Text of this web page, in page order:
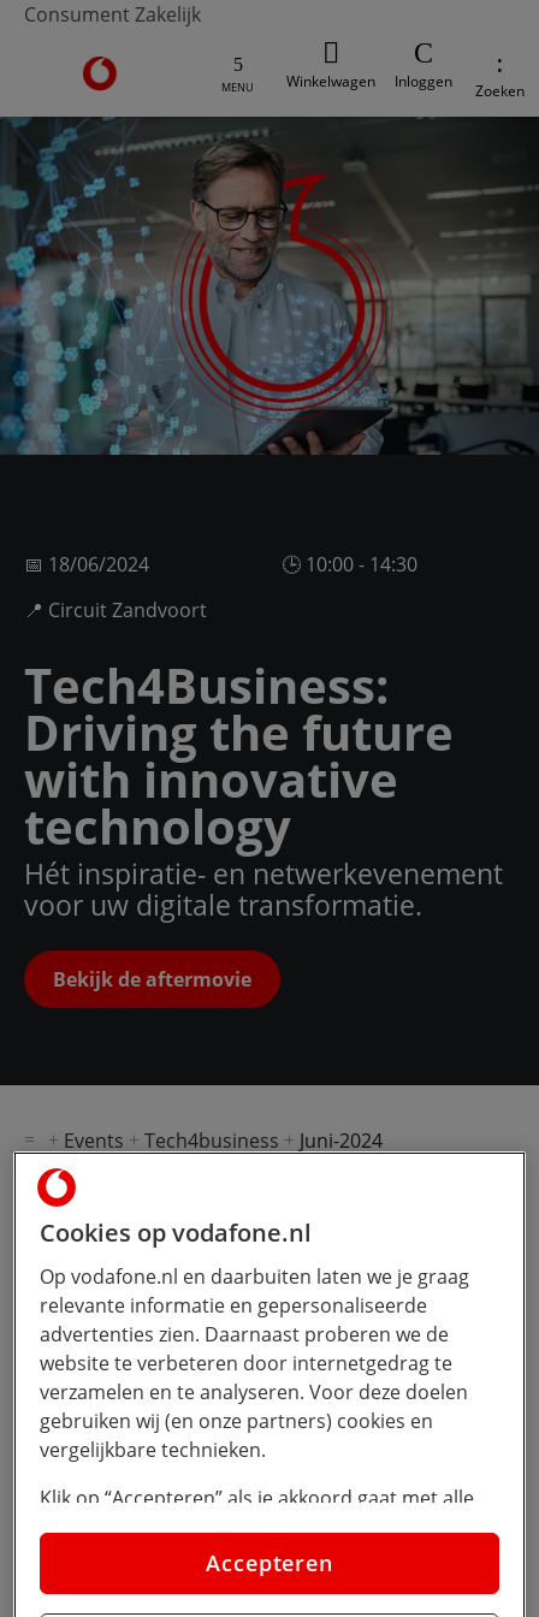
Consument Zakelijk
Ga naar de Vodafone homepage
MENU Winkelwagen Inloggen Zoeken
📅 18/06/2024
🕒 10:00 - 14:30
📍 Circuit Zandvoort
Tech4Business:
Driving the future
with innovative
technology
Hét inspiratie- en netwerkevenement
voor uw digitale transformatie.
Bekijk de aftermovie
Events Tech4business Juni-2024
klik om de deellinks te openen
Dit was Tech4Business
2024
Op 18 juni 2024 brachten we innovatie tot
leven tijdens Tech4Business op het
In het snel veranderende zakelijke landschap is
innovatie essentieel om voorop te blijven. Tijdens dit
evenement hebben we de onbegrensde
mogelijkheden van Artificial Intelligence, IoT en
Cookies op vodafone.nl
Op vodafone.nl en daarbuiten laten we je graag
relevante informatie en gepersonaliseerde
advertenties zien. Daarnaast proberen we de
website te verbeteren door internetgedrag te
verzamelen en te analyseren. Voor deze doelen
gebruiken wij (en onze partners) cookies en
vergelijkbare technieken.
Klik op “Accepteren” als je akkoord gaat met alle
cookies. Kies je voor “Nee, liever niet”, dan
plaatsen we alleen strikt noodzakelijke cookies om
de website goed te laten werken. Dat betekent dat
Accepteren